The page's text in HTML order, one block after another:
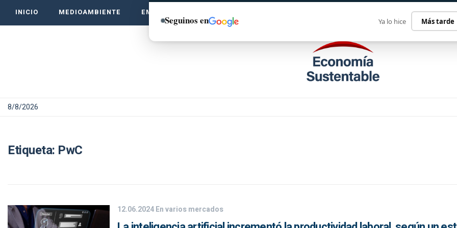
INICIO MEDIOAMBIENTE EMPRENDE VERDE
8/8/2026
Etiqueta: PwC
12.06.2024En varios mercados
Seguinos en Ya lo hice Más tarde